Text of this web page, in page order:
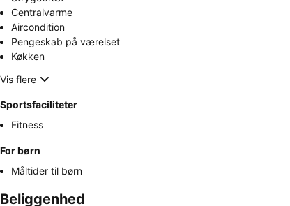
Centralvarme
Aircondition
Pengeskab på værelset
Køkken
Vis flere
Sportsfaciliteter
Fitness
For børn
Måltider til børn
Beliggenhed